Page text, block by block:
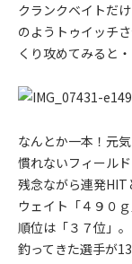
クランクベイトだ
のようトゥイッチ
くり攻めてみると・
なんとか一本！元
慣れないフィール
残念ながら連発HIT
ウェイト「４９０ｇ
順位は「３７位」。
釣ってきた選手が